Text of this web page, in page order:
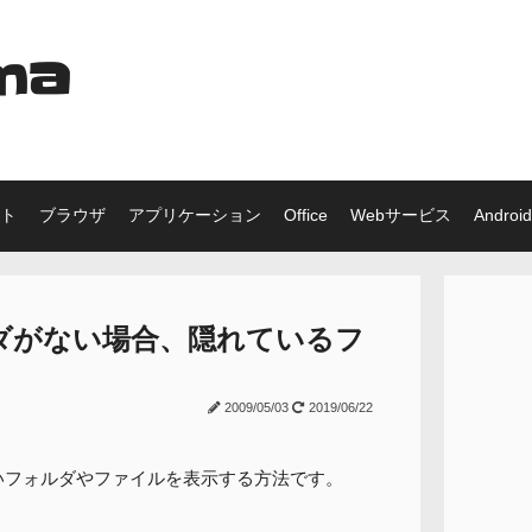
ブラウザ アプリケーション Office Webサービス Android
ない場合、隠れているフ
2009/05/03 2019/06/22
ォルダやファイルを表示する方法です。